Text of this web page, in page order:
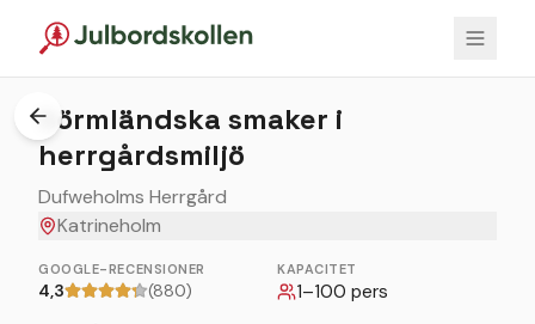
1/
Sörmländska smaker i
herrgårdsmiljö
Dufweholms Herrgård
Katrineholm
GOOGLE-RECENSIONER
4,3 (880)
KAPACITET
1–100 pers